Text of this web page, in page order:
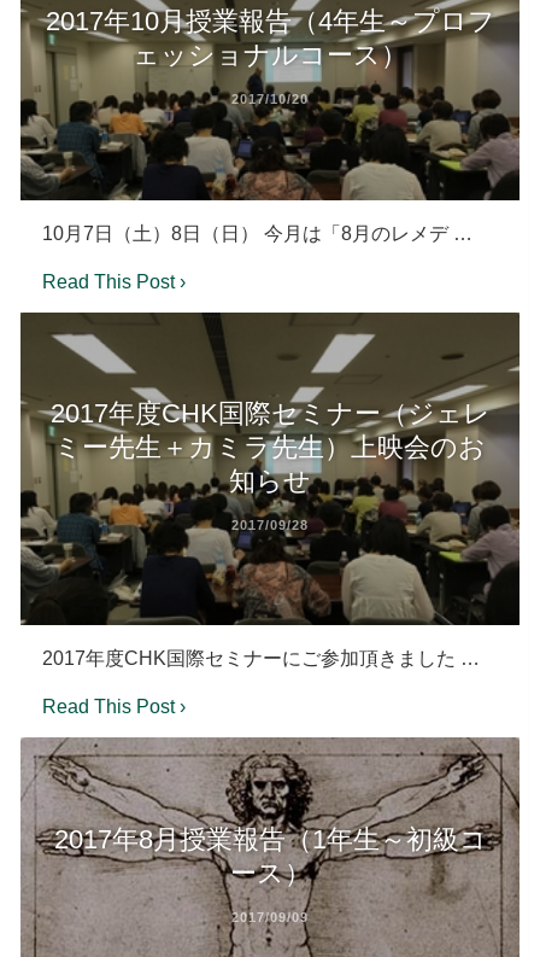
2017年10月授業報告（4年生～プロフ
ェッショナルコース）
2017/10/20
10月7日（土）8日（日） 今月は「8月のレメデ …
Read This Post ›
2017年度CHK国際セミナー（ジェレ
ミー先生＋カミラ先生）上映会のお
知らせ
2017/09/28
2017年度CHK国際セミナーにご参加頂きました …
Read This Post ›
2017年8月授業報告（1年生～初級コ
ース）
2017/09/09